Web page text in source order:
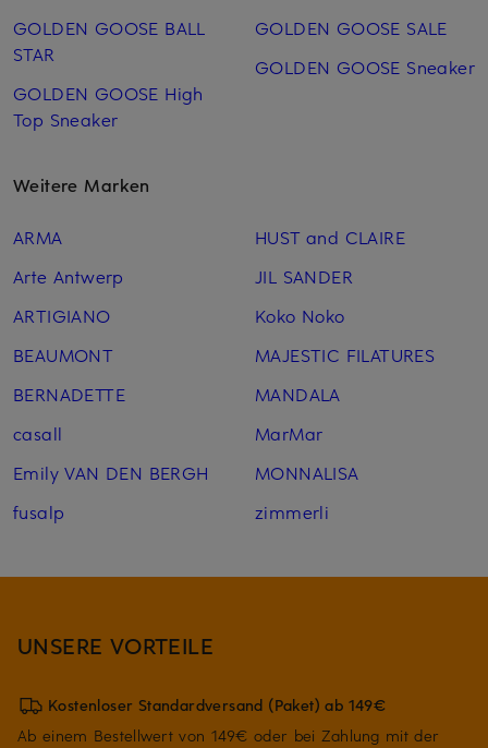
GOLDEN GOOSE BALL
STAR
GOLDEN GOOSE High
Top Sneaker
GOLDEN GOOSE SALE
GOLDEN GOOSE Sneaker
Weitere Marken
ARMA
Arte Antwerp
ARTIGIANO
BEAUMONT
BERNADETTE
casall
Emily VAN DEN BERGH
fusalp
HUST and CLAIRE
JIL SANDER
Koko Noko
MAJESTIC FILATURES
MANDALA
MarMar
MONNALISA
zimmerli
UNSERE VORTEILE
Kostenloser Standardversand (Paket) ab 149€
Ab einem Bestellwert von 149€ oder bei Zahlung mit der